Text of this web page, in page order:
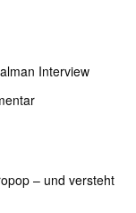
Interview
– und versteht